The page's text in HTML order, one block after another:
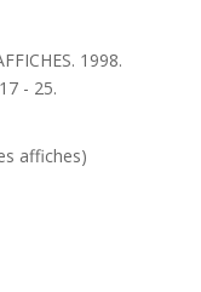
1998.
- 25.
affiches)